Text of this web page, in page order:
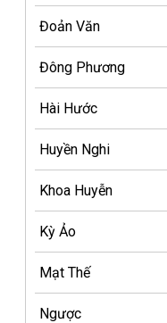
Đoản Văn
Đông Phương
Hài Hước
Huyền Nghi
Khoa Huyễn
Kỳ Ảo
Mạt Thế
Ngược